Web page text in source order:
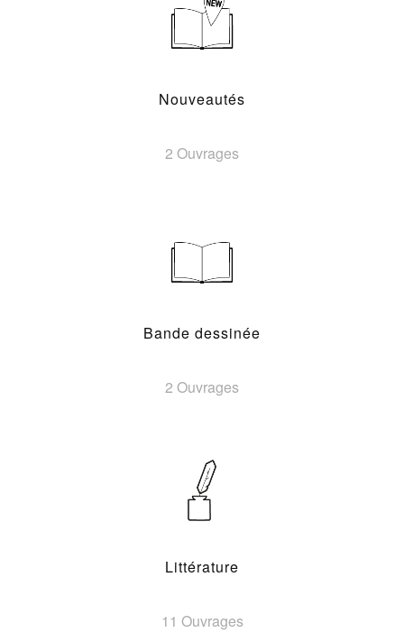
Nouveautés
2 Ouvrages
Bande dessinée
2 Ouvrages
Littérature
11 Ouvrages